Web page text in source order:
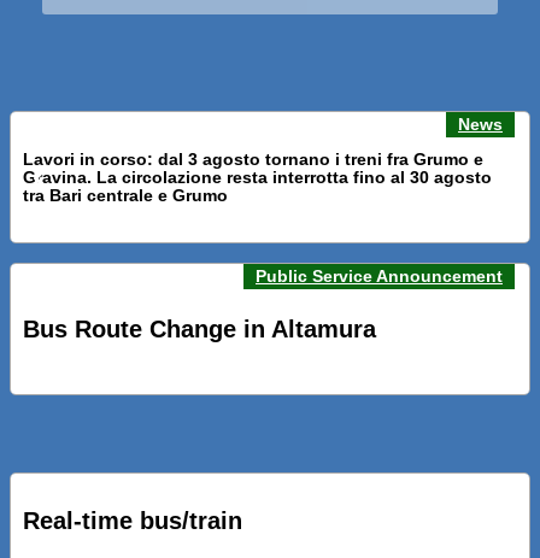
News
Lavori in corso: dal 3 agosto tornano i treni fra Grumo e
Gravina. La circolazione resta interrotta fino al 30 agosto
tra Bari centrale e Grumo
PRESENTATI A BARI NUOVI SERVIZI FALMAPS E LIVECHAT.
IL TUO BUS ED IL TUO TRENO
Previous news Next
Public Service Announcement
Bus Route Change in Altamura
Real-time bus/train